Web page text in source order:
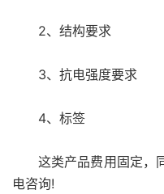
2、结构要求
3、抗电强度要求
4、标签
这类产品费用固定，
电咨询!